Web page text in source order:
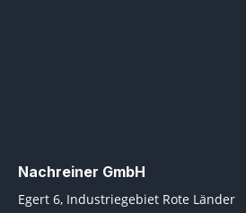
Nachreiner GmbH
Egert 6, Industriegebiet Rote Länder